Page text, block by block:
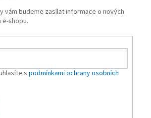
vám budeme zasílat informace o nových
shopu.
s podmínkami ochrany osobních